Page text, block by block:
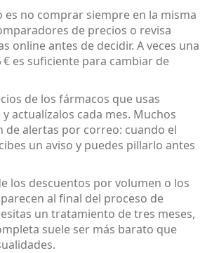
es no comprar siempre en la misma
de precios o revisa
online antes de decidir. A veces una
€ es suficiente para cambiar de
de los fármacos que usas
actualízalos cada mes. Muchos
de alertas por correo: cuando el
un aviso y puedes pillarlo antes
los descuentos por volumen o los
al final del proceso de
un tratamiento de tres meses,
suele ser más barato que